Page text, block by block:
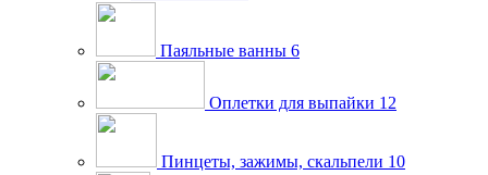
Паяльные ванны 6
Оплетки для выпайки 12
Пинцеты, зажимы, скальпели 10